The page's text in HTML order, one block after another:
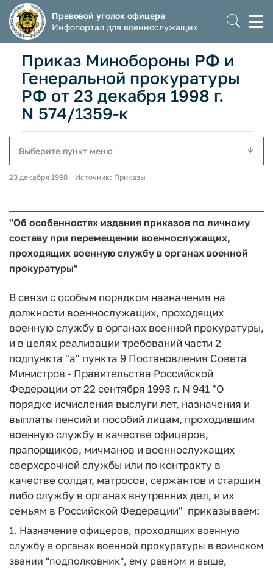
Правовой уголок офицера
Инфопортал для военнослужащих
Приказ Минобороны РФ и
Генеральной прокуратуры
РФ от 23 декабря 1998 г.
N 574/1359-к
Выберите пункт меню
23 декабря 1998 Источник: Приказы
"Об особенностях издания приказов по личному
составу при перемещении военнослужащих,
проходящих военную службу в органах военной
прокуратуры"
В связи с особым порядком назначения на
должности военнослужащих, проходящих
военную службу в органах военной прокуратуры,
и в целях реализации требований части 2
подпункта "а" пункта 9 Постановления Совета
Министров - Правительства Российской
Федерации от 22 сентября 1993 г. N 941 "О
порядке исчисления выслуги лет, назначения и
выплаты пенсий и пособий лицам, проходившим
военную службу в качестве офицеров,
прапорщиков, мичманов и военнослужащих
сверхсрочной службы или по контракту в
качестве солдат, матросов, сержантов и старшин
либо службу в органах внутренних дел, и их
семьям в Российской Федерации" приказываем:
1. Назначение офицеров, проходящих военную
службу в органах военной прокуратуры в воинском
звании "подполковник", ему равном и выше,